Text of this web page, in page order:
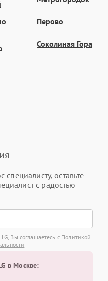
Перово
Соколиная Гора
специалисту, оставьте
с радостью
Вы соглашаетесь с Политикой
в Москве: